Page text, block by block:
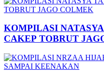
KOMPILASI
CAKEP TOBRUT